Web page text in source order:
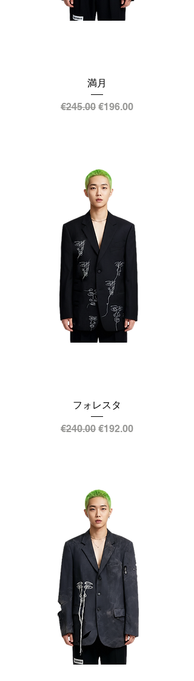
満月
通常価格
€245.00 セール価格
€196.00
フォレスタ
通常価格
€240.00 セール価格
€192.00